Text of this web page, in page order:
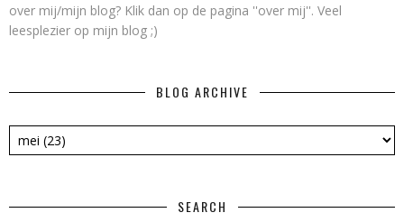
over mij/mijn blog? Klik dan op de pagina ''over mij''. Veel
leesplezier op mijn blog ;)
BLOG ARCHIVE
SEARCH